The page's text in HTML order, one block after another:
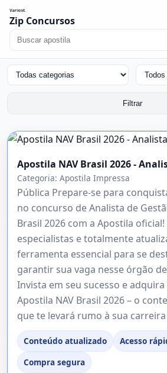
Zip Concursos
Filtrar
Apostila NAV Brasil 2026 -
Categoria: Apostila Impressa
Pública Prepare-se para
no concurso de Analista de
Brasil 2026 com a Apostila
especialistas e totalmente
ferramenta essencial para se
garantir sua vaga nesse órgão
Invista em seu sucesso e
Apostila NAV Brasil 2026 – o
que te levará rumo à sua
Conteúdo atualizado
Acesso
Compra segura